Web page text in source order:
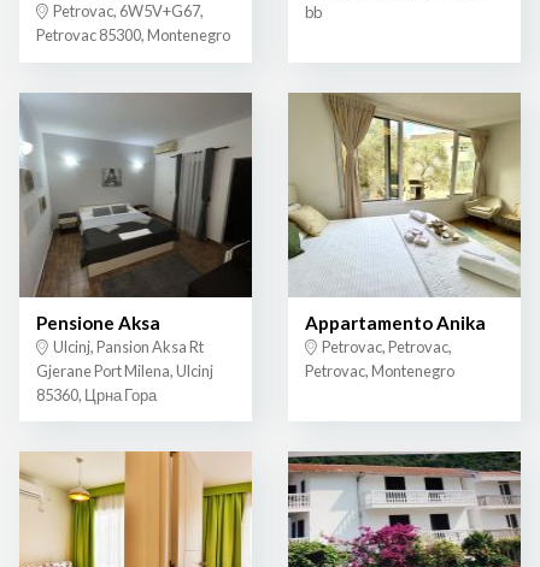
Petrovac, 6W5V+G67,
Petrovac 85300, Montenegro
bb
Pensione Aksa
Ulcinj, Pansion Aksa Rt
Gjerane Port Milena, Ulcinj
85360, Црна Гора
Appartamento Anika
Petrovac, Petrovac,
Petrovac, Montenegro